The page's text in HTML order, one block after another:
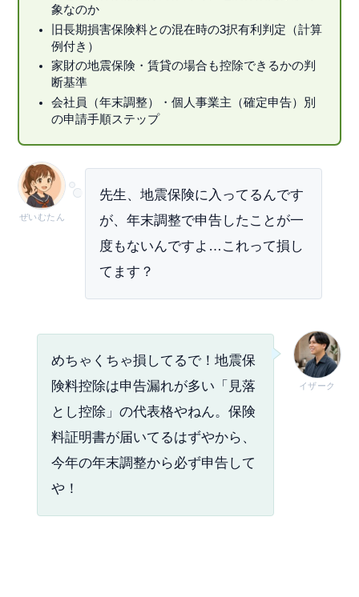
象なのか
旧長期損害保険料との混在時の3択有利判定（計算
例付き）
家財の地震保険・賃貸の場合も控除できるかの判
断基準
会社員（年末調整）・個人事業主（確定申告）別
の申請手順ステップ
ぜいむたん
先生、地震保険に入ってるんです
が、年末調整で申告したことが一
度もないんですよ…これって損し
てます？
イザーク
めちゃくちゃ損してるで！地震保
険料控除は申告漏れが多い「見落
とし控除」の代表格やねん。保険
料証明書が届いてるはずやから、
今年の年末調整から必ず申告して
や！